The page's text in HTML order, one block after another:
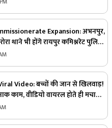
Expansion: अभनपुर,
थाने भी होंगे रायपुर कमिश्नरेट पुलिस
‘यहां अफसर ज्यादा, जवान काम?’.. पढ़ें
Video: बच्चों की जान से खिलवाड़!
काम, वीडियो वायरल होते ही मचा